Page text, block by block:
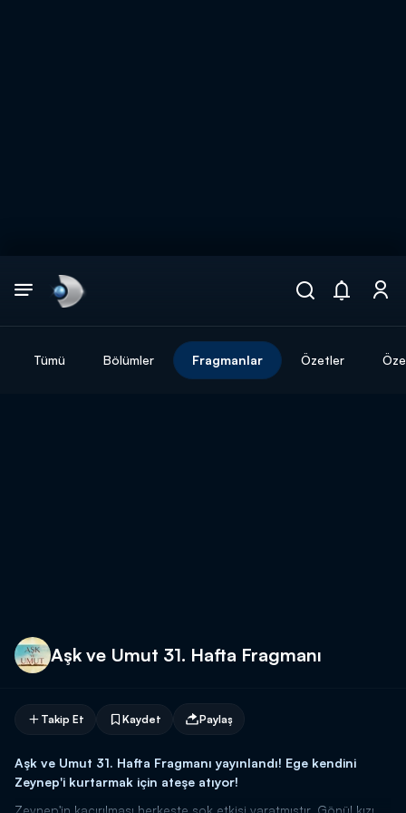
Tümü Bölümler Fragmanlar Özetler
Aşk ve Umut 31. Hafta Fragmanı
Takip Et Kaydet Paylaş
Aşk ve Umut 31. Hafta Fragmanı yayınlandı! Ege kendini
Zeynep'i kurtarmak için ateşe atıyor!
Zeynep'in kaçırılması herkeste şok etkisi yaratmıştır. Gönül kızı